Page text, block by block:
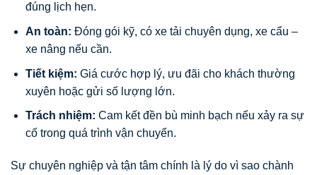
đúng lịch hẹn.
An toàn: Đóng gói kỹ, có xe tải chuyên dụng, xe cẩu –
xe nâng nếu cần.
Tiết kiệm: Giá cước hợp lý, ưu đãi cho khách thường
xuyên hoặc gửi số lượng lớn.
Trách nhiệm: Cam kết đền bù minh bạch nếu xảy ra sự
cố trong quá trình vận chuyển.
Sự chuyên nghiệp và tận tâm chính là lý do vì sao chành